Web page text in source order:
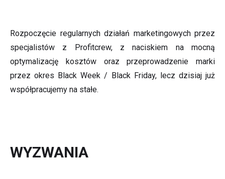
Rozpoczęcie regularnych działań marketingowych przez
specjalistów z Profitcrew, z naciskiem na mocną
optymalizację kosztów oraz przeprowadzenie marki
przez okres Black Week / Black Friday, lecz dzisiaj już
współpracujemy na stałe.
WYZWANIA